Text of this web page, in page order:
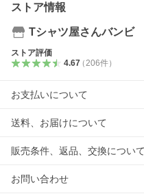
ストア情報
Tシャツ屋さんバンビ
ストア評価
4.67（206件）
お支払いについて
送料、お届けについて
販売条件、返品、交換について
お問い合わせ